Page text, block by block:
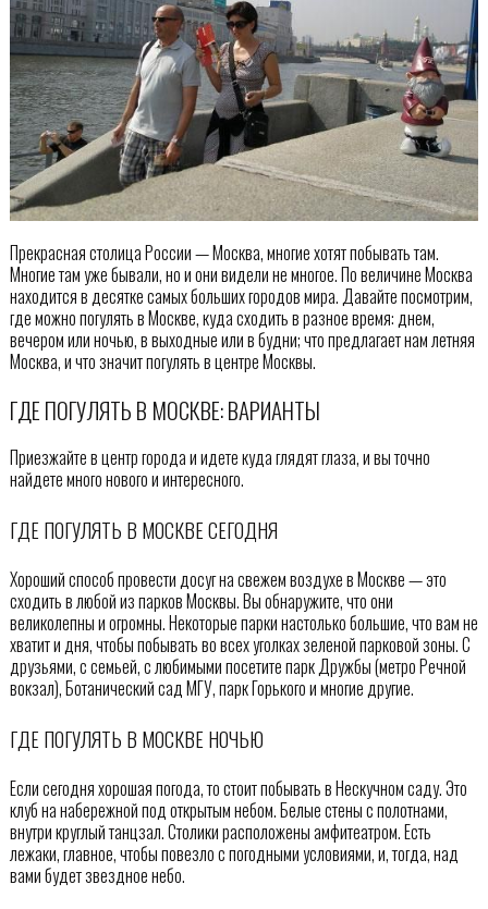
Прекрасная столица России — Москва, многие хотят побывать там.
Многие там уже бывали, но и они видели не многое. По величине Москва
находится в десятке самых больших городов мира. Давайте посмотрим,
где можно погулять в Москве, куда сходить в разное время: днем,
вечером или ночью, в выходные или в будни; что предлагает нам летняя
Москва, и что значит погулять в центре Москвы.
ГДЕ ПОГУЛЯТЬ В МОСКВЕ: ВАРИАНТЫ
Приезжайте в центр города и идете куда глядят глаза, и вы точно
найдете много нового и интересного.
ГДЕ ПОГУЛЯТЬ В МОСКВЕ СЕГОДНЯ
Хороший способ провести досуг на свежем воздухе в Москве — это
сходить в любой из парков Москвы. Вы обнаружите, что они
великолепны и огромны. Некоторые парки настолько большие, что вам не
хватит и дня, чтобы побывать во всех уголках зеленой парковой зоны. С
друзьями, с семьей, с любимыми посетите парк Дружбы (метро Речной
вокзал), Ботанический сад МГУ, парк Горького и многие другие.
ГДЕ ПОГУЛЯТЬ В МОСКВЕ НОЧЬЮ
Если сегодня хорошая погода, то стоит побывать в Нескучном саду. Это
клуб на набережной под открытым небом. Белые стены с полотнами,
внутри круглый танцзал. Столики расположены амфитеатром. Есть
лежаки, главное, чтобы повезло с погодными условиями, и, тогда, над
вами будет звездное небо.